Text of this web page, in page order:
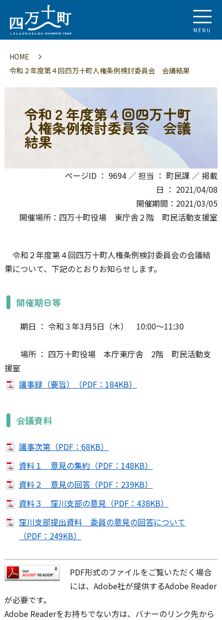
MENU
HOME
令和２年度第４回四万十町人権条例検討委員会 会議結果
令和２年度第４回四万十町
人権条例検討委員会 会議
結果
ページID ： 9694 ／ 担当 ： 町民課 ／ 掲載
日 ： 2021/04/08
開催期間：2021/03/05
開催場所：四万十町役場 東庁舎２階 町民活動支援室
令和２年度第４回四万十町人権条例検討委員会の会議結
果について、下記のとおりお知らせします。
開催期日等
期日 ： 令和３年3月5日（木） 10:00～11:30
場所 ： 四万十町役場 本庁東庁舎 2階 町民活動支
援室
議事録（要旨）（PDF：184KB）
会議資料
議事次第（PDF：68KB）
資料１ 意見の集約（PDF：148KB）
資料２ 意見の回答（PDF：239KB）
資料３ 窪川支部の意見（PDF：438KB）
窪川支部提出資料 委員の意見の回答について
（PDF：249KB）
PDF形式のファイルをご覧いただく場合
には、Adobe社が提供するAdobe Reader
が必要です。
Adobe Readerをお持ちでない方は、バナーのリンク先から